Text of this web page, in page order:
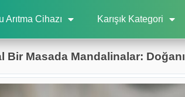
Arıtma Cihazı Karışık Kategori
Bir Masada Mandalinalar: